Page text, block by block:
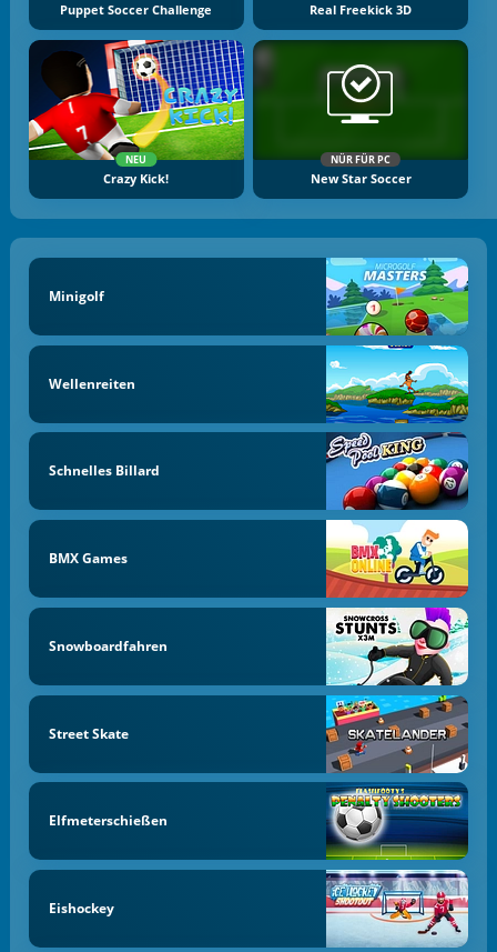
Puppet Soccer Challenge Real Freekick 3D
NEU
Crazy Kick!
NÜR FÜR PC
New Star Soccer
Minigolf
Wellenreiten
Schnelles Billard
BMX Games
Snowboardfahren
Street Skate
Elfmeterschießen
Eishockey